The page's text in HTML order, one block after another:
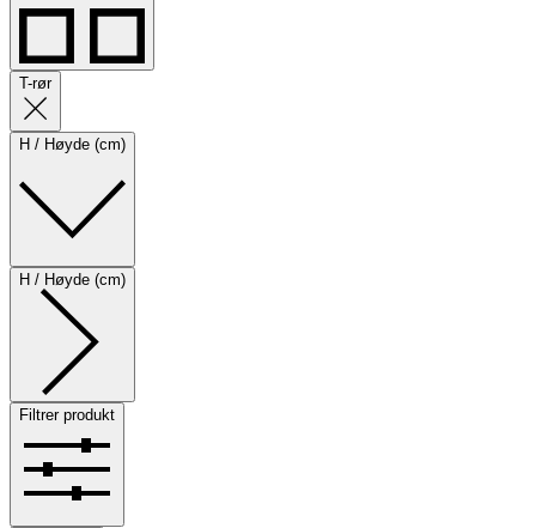
T-rør
H / Høyde (cm)
H / Høyde (cm)
Filtrer produkt